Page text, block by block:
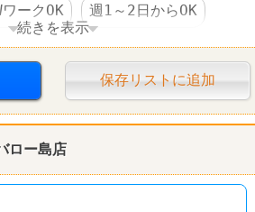
ワークOK 週1～2日からOK
社保完備 食事補助あり
ク通勤可
続きを表示
保存リストに追加
ロー島店